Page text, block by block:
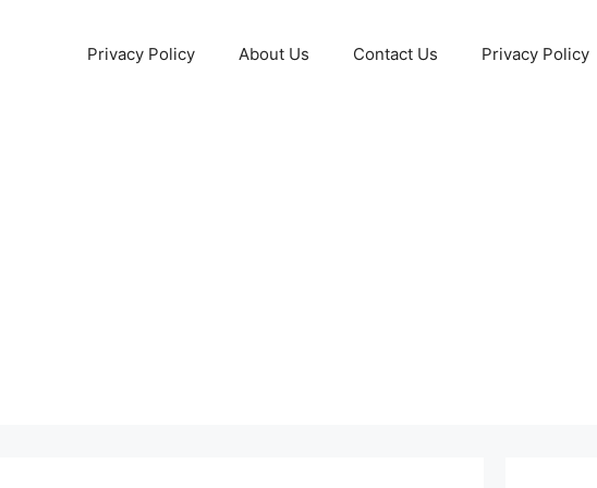
Privacy Policy About Us Contact Us Privacy Policy